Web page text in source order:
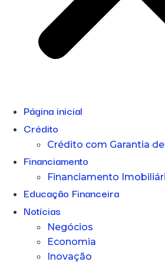
Página inicial
Crédito
Crédito com Garantia
Financiamento
Financiamento
Educação Financeira
Notícias
Negócios
Economia
Inovação